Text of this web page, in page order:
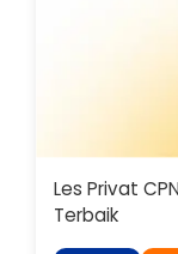
Les Privat
Terbaik